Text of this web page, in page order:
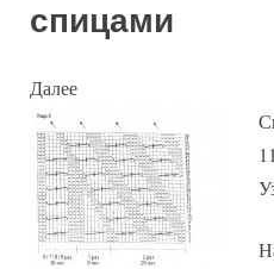
спицами
Далее